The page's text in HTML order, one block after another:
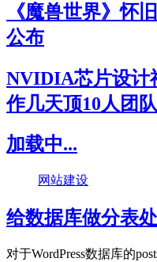
《魔兽世界》怀
公布
NVIDIA芯片设计
作几天顶10人团
加载中...
网站建设
给数据库做分表
对于WordPress数据库的